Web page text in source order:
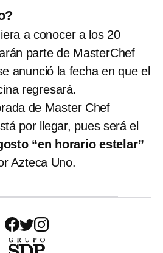
a conocer a los 20
parte de MasterChef
anunció la fecha en que el
regresará.
de Master Chef
por llegar, pues será el
“en horario estelar”
Azteca Uno.